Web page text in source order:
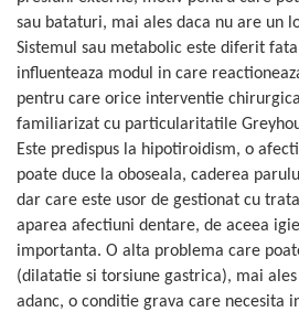
sau bataturi, mai ales daca nu are un
Sistemul sau metabolic este diferit
influenteaza modul in care
pentru care orice interventie
familiarizat cu particularitatile
Este predispus la hipotiroidism, o
poate duce la oboseala, caderea
dar care este usor de gestionat cu
aparea afectiuni dentare, de aceea
importanta. O alta problema care
(dilatatie si torsiune gastrica), mai
adanc, o conditie grava care necesita